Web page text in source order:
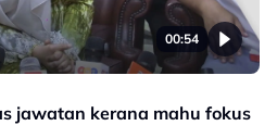
00:54
jawatan kerana mahu fokus